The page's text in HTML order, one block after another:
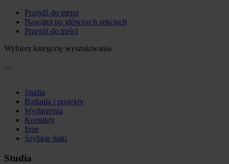
Przejdź do menu
Nawiguj po głównych sekcjach
Przejdź do treści
Wybierz kategorię wyszukiwania
Studia
Badania i projekty
Wydarzenia
Kontakty
Inne
Szybkie linki
Studia